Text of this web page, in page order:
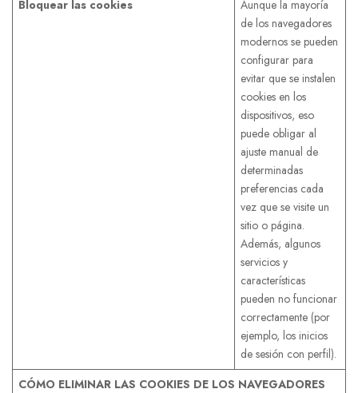
Bloquear las cookies
Aunque la mayoría
de los navegadores
modernos se pueden
configurar para
evitar que se instalen
cookies en los
dispositivos, eso
puede obligar al
ajuste manual de
determinadas
preferencias cada
vez que se visite un
sitio o página.
Además, algunos
servicios y
características
pueden no funcionar
correctamente (por
ejemplo, los inicios
de sesión con perfil).
CÓMO ELIMINAR LAS COOKIES DE LOS NAVEGADORES